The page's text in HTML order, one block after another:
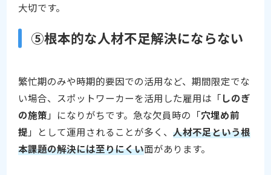
大切です。
⑤根本的な人材不足解決にならない
繁忙期のみや時期的要因での活用など、期間限定でな
い場合、スポットワーカーを活用した雇用は「しのぎ
の施策 」になりがちです。急な欠員時の「穴埋め前
提 」として運用されることが多く、人材不足という根
本課題の解決には至りにくい面があります。